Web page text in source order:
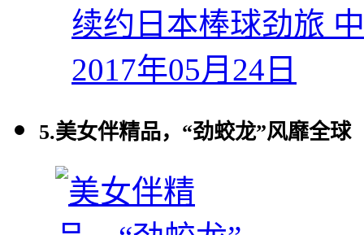
续约日本棒球劲旅
2017年05月24日
5.美女伴精品，“劲蛟龙”风靡全球